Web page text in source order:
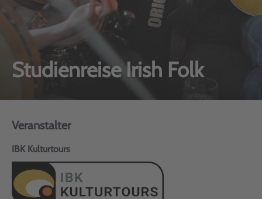
Studienreise Irish Folk
Veranstalter
IBK Kulturtours